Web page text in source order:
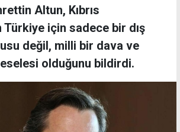
Altun, Kıbrıs
Türkiye için sadece bir dış
değil, milli bir dava ve
olduğunu bildirdi.